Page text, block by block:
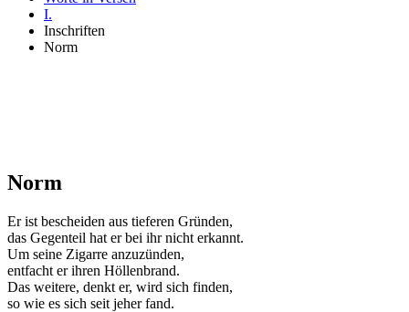
I.
Inschriften
Norm
Norm
Er ist bescheiden aus tieferen Gründen,
das Gegenteil hat er bei ihr nicht erkannt.
Um seine Zigarre anzuzünden,
entfacht er ihren Höllenbrand.
Das weitere, denkt er, wird sich finden,
so wie es sich seit jeher fand.